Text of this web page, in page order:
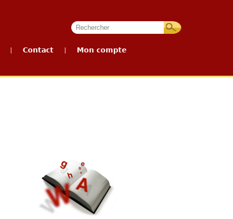
Contact Mon compte